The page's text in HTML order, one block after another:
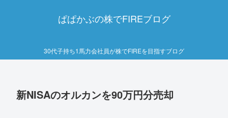
ぱぱかぶの株でFIREブログ
30代子持ち1馬力会社員が株でFIREを目指すブログ
新NISAのオルカンを90万円分売却